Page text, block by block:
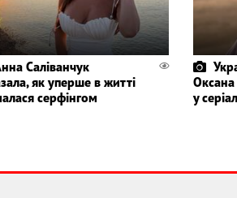
Саліванчук
як уперше в житті
серфінгом
у